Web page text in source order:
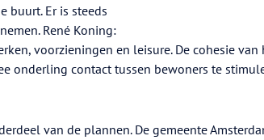
buurt. Er is steeds
René Koning:
voorzieningen en leisure. De cohesie
onderling contact tussen bewoners te
van de plannen. De gemeente